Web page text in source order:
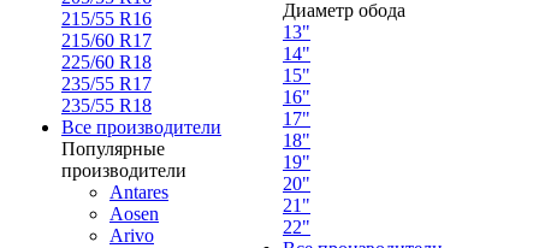
215/55 R16
215/60 R17
225/60 R18
235/55 R17
235/55 R18
Все производители
Популярные
производители
Antares
Aosen
Arivo
Диаметр обода
13"
14"
15"
16"
17"
18"
19"
20"
21"
22"